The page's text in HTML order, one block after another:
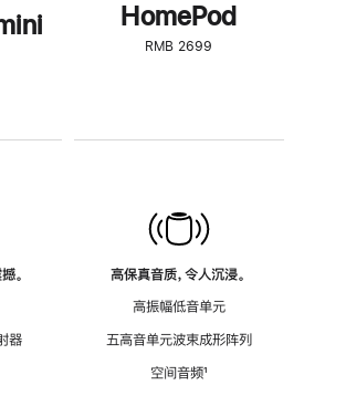
。
器
HomePod
RMB 2699
高保真音质，令人沉浸。
高振幅低音单元
五高音单元波束成形阵列
空间音频脚
¹